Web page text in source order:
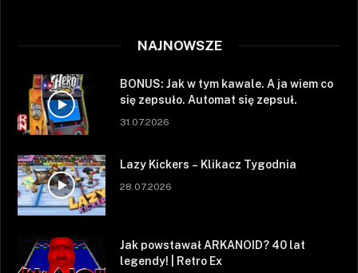
NAJNOWSZE
BONUS: Jak w tym kawale. A ja wiem co
się zepsuło. Automat się zepsuł.
31.07.2026
Lazy Kickers – Klikacz Tygodnia
28.07.2026
Jak powstawał ARKANOID? 40 lat
legendy! | Retro Ex